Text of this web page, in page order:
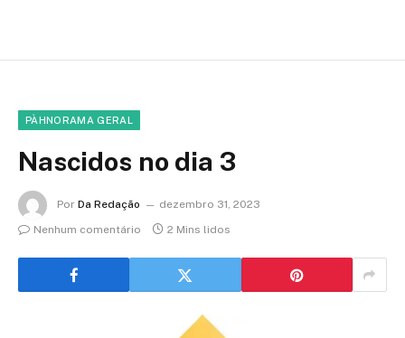
PÀHNORAMA GERAL
Nascidos no dia 3
Por Da Redação
dezembro 31, 2023
Nenhum comentário
2 Mins lidos